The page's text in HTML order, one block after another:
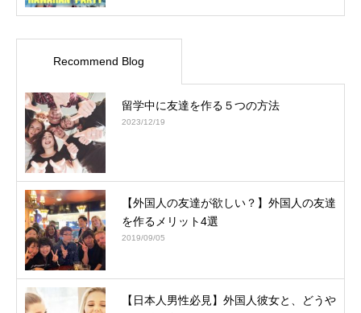
Recommend Blog
留学中に友達を作る５つの方法
2023/12/19
【外国人の友達が欲しい？】外国人の友達
を作るメリット4選
2019/09/05
【日本人男性必見】外国人彼女と、どうや